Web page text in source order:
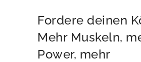
Fordere deinen
Mehr Muskeln,
Power, mehr